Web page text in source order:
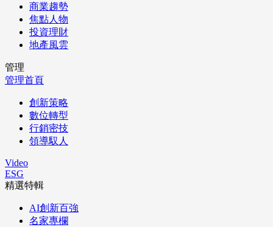
商業趨勢
焦點人物
投資理財
地產風雲
管理
管理首頁
創新策略
數位轉型
行銷密技
領導馭人
Video
ESG
精選特輯
AI創新百強
名家專欄